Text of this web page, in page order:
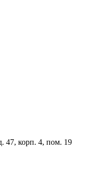
47, корп. 4, пом. 19